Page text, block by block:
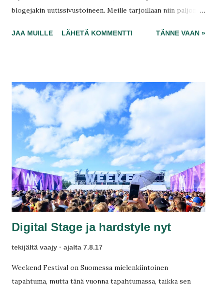
blogejakin uutissivustoineen. Meille tarjoillaan niin paljon
ei riitä penkomaan kaikkia uutisartikkeleita Ylen sivuilta.
JAA MUILLE LÄHETÄ KOMMENTTI TÄNNE VAAN »
Digital Stage ja hardstyle nyt
tekijältä vaajy ajalta 7.8.17
Weekend Festival on Suomessa mielenkiintoinen
tapahtuma, mutta tänä vuonna tapahtumassa, taikka sen